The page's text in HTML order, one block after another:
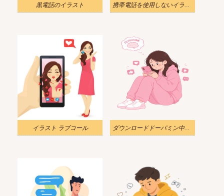
黒電話のイラスト 携帯電話を使用しないイラスト
イラスト ラブコール ダウンロードドーパミン中毒のイラスト